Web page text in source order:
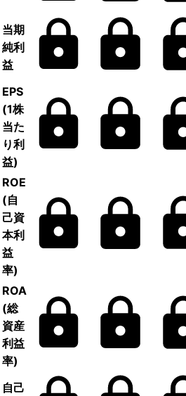
当期
純利
益
EPS
(1株
当た
り利
益)
ROE
(自
己資
本利
益
率)
ROA
(総
資産
利益
率)
自己